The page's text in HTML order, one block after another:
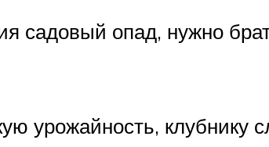
садовый опад, нужно
урожайность, клубнику